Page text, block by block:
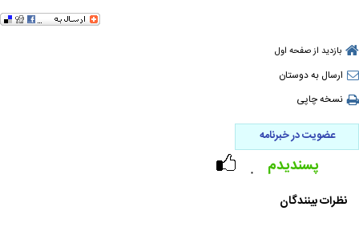
بازدید از صفحه اول
ارسال به دوستان
نسخه چاپی
عضویت در خبرنامه
۰ پسندیدم
نظرات بینندگان